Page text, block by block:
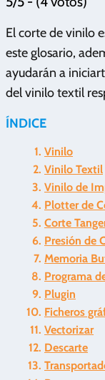
El corte de vinilo
este glosario,
ayudarán a
del vinilo textil
ÍNDICE
Vinilo
Vinilo Textil
Vinilo de
Plotter de
Corte
Presión de
Memoria
Programa
Plugin
Ficheros
Vectorizar
Descarte